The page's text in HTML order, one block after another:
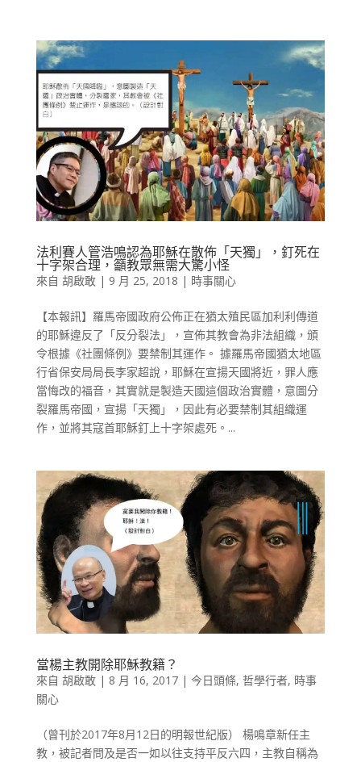
法利賽人管浩鳴認為耶穌在散佈「天獨」，釘死在
十字架合理，籲教眾無需大驚小怪
來自 胡啟敢| 9 月 25, 2018 | 時事關心
【本報訊】羅馬帝國政府公佈正在猶太殖民區加利利傳道
的耶穌違反了「反分裂法」，宣佈其教會為非法組織，頒
令根據《社團條例》要禁制其運作。 據羅馬帝國猶太地區
行省保安局局長李家超說，耶穌在宣揚天國將近，罪人應
當悔改的福音，其實就是製造天國這個政治實體，意圖分
裂羅馬帝國，宣揚「天獨」，因此有必要禁制其組織運
作，並將其寇首耶穌釘上十字架處死。...
當楊主教開除耶穌教籍？
來自 胡啟敢| 8 月 16, 2017| 今日頭條, 哲學行者, 時事
關心
（曾刊於2017年8月12日的明報世紀版） 楊鳴章新任主
教，被記者問及是否一如以往支持平反六四，主教自稱為